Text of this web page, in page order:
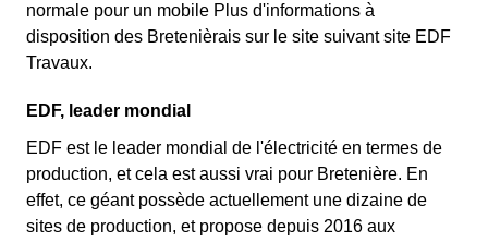
normale pour un mobile Plus d'informations à
disposition des Bretenièrais sur le site suivant site EDF
Travaux.
EDF, leader mondial
EDF est le leader mondial de l'électricité en termes de
production, et cela est aussi vrai pour Bretenière. En
effet, ce géant possède actuellement une dizaine de
sites de production, et propose depuis 2016 aux